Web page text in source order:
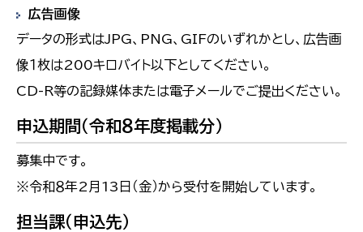
広告画像
データの形式はJPG、PNG、GIFのいずれかとし、広告画
像１枚は200キロバイト以下としてください。
CD-R等の記録媒体または電子メールでご提出ください。
申込期間（令和８年度掲載分）
募集中です。
※令和８年2月13日（金）から受付を開始しています。
担当課（申込先）